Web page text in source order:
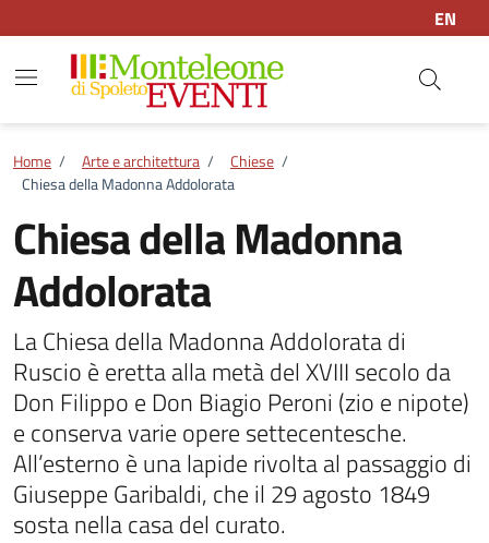
EN
Home / Arte e architettura / Chiese /
Chiesa della Madonna Addolorata
Chiesa della Madonna
Addolorata
La Chiesa della Madonna Addolorata di
Ruscio è eretta alla metà del XVIII secolo da
Don Filippo e Don Biagio Peroni (zio e nipote)
e conserva varie opere settecentesche.
All’esterno è una lapide rivolta al passaggio di
Giuseppe Garibaldi, che il 29 agosto 1849
sosta nella casa del curato.